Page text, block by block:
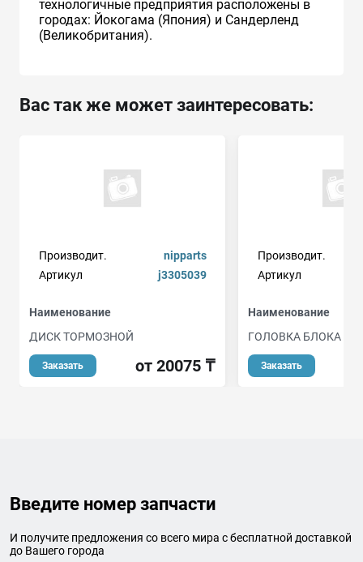
технологичные предприятия расположены в
городах: Йокогама (Япония) и Сандерленд
(Великобритания).
Вас так же может заинтересовать:
Производит.
nipparts
Артикул
j3305039
Наименование
ДИСК ТОРМОЗНОЙ
Заказать от 20075 ₸
Производит.
Артикул
Наименование
ГОЛОВКА БЛОКА
Заказать
Введите номер запчасти
И получите предложения со всего мира с бесплатной доставкой
до Вашего города